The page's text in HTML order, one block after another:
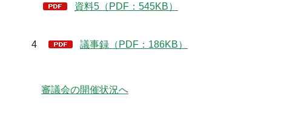
資料5（PDF：545KB）
4 議事録（PDF：186KB）
審議会の開催状況へ